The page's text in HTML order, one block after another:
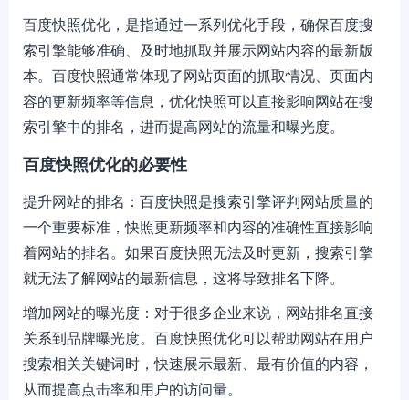
百度快照优化，是指通过一系列优化手段，确保百度搜
索引擎能够准确、及时地抓取并展示网站内容的最新版
本。百度快照通常体现了网站页面的抓取情况、页面内
容的更新频率等信息，优化快照可以直接影响网站在搜
索引擎中的排名，进而提高网站的流量和曝光度。
百度快照优化的必要性
提升网站的排名：百度快照是搜索引擎评判网站质量的
一个重要标准，快照更新频率和内容的准确性直接影响
着网站的排名。如果百度快照无法及时更新，搜索引擎
就无法了解网站的最新信息，这将导致排名下降。
增加网站的曝光度：对于很多企业来说，网站排名直接
关系到品牌曝光度。百度快照优化可以帮助网站在用户
搜索相关关键词时，快速展示最新、最有价值的内容，
从而提高点击率和用户的访问量。